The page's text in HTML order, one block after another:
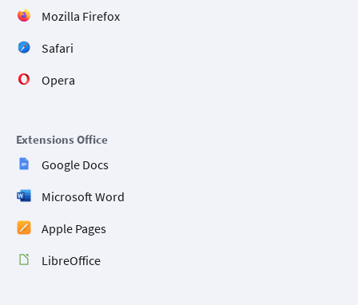
Mozilla Firefox
Safari
Opera
Extensions Office
Google Docs
Microsoft Word
Apple Pages
LibreOffice